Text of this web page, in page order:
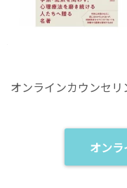
オンラインカウンセ
オン